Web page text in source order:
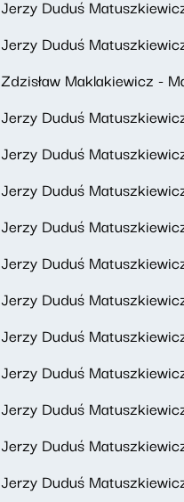
Jerzy Duduś
Jerzy Duduś
Zdzisław Maklakiewicz -
Jerzy Duduś
Jerzy Duduś
Jerzy Duduś
Jerzy Duduś
Jerzy Duduś
Jerzy Duduś
Jerzy Duduś
Jerzy Duduś
Jerzy Duduś
Jerzy Duduś
Jerzy Duduś